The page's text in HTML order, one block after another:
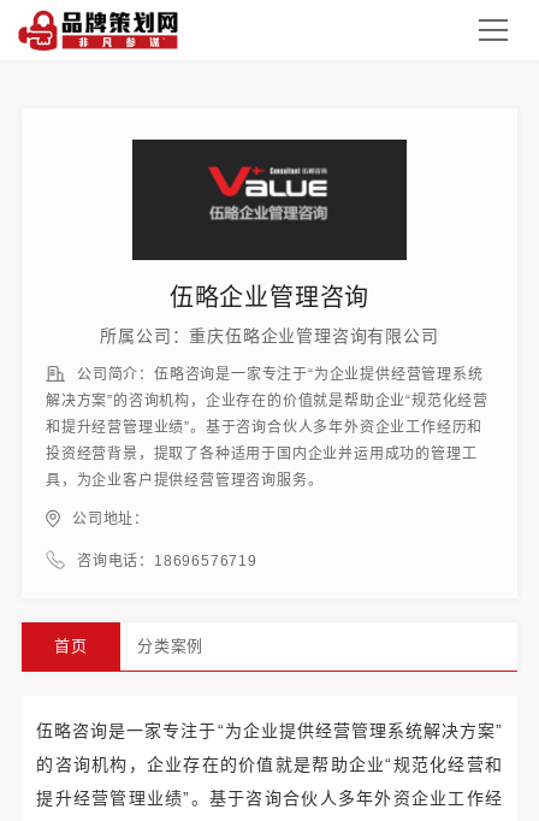
伍略企业管理咨询
所属公司：重庆伍略企业管理咨询有限公司
公司简介：伍略咨询是一家专注于“为企业提供经营管理系统
解决方案”的咨询机构，企业存在的价值就是帮助企业“规范化经营
和提升经营管理业绩”。基于咨询合伙人多年外资企业工作经历和
投资经营背景，提取了各种适用于国内企业并运用成功的管理工
具，为企业客户提供经营管理咨询服务。
公司地址：
咨询电话：18696576719
首页 分类案例
伍略咨询是一家专注于“为企业提供经营管理系统解决方案”
的咨询机构，企业存在的价值就是帮助企业“规范化经营和
提升经营管理业绩”。基于咨询合伙人多年外资企业工作经